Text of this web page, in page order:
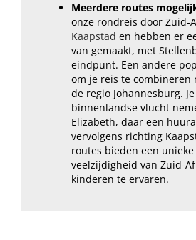
Meerdere routes
onze rondreis door Zuid-
Kaapstad en hebben er
van gemaakt, met
eindpunt. Een andere
om je reis te combineren
de regio Johannesburg.
binnenlandse vlucht
Elizabeth, daar een
vervolgens richting
routes bieden een
veelzijdigheid van Zuid-
kinderen te ervaren.